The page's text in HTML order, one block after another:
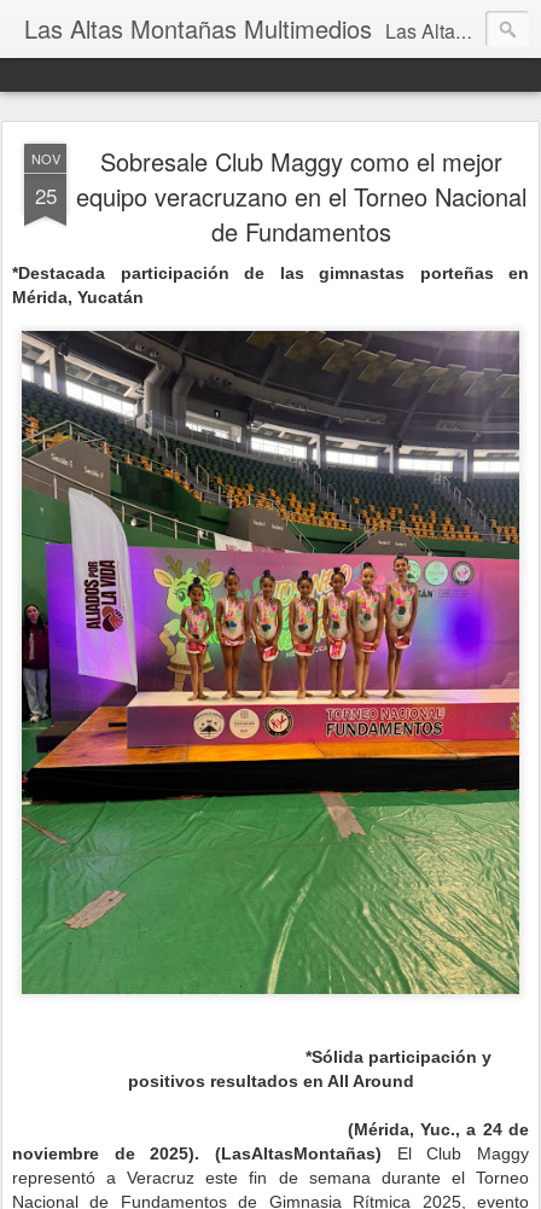
Las Altas Montañas Multimedios Las Altas Montañas Multimedios
NOV
25
Sobresale Club Maggy como el mejor
equipo veracruzano en el Torneo Nacional
de Fundamentos
*Destacada participación de las gimnastas porteñas en
Mérida, Yucatán
*Sólida participación y
positivos resultados en All Around
(Mérida, Yuc., a 24 de
noviembre de 2025). (LasAltasMontañas) El Club Maggy
representó a Veracruz este fin de semana durante el Torneo
Nacional de Fundamentos de Gimnasia Rítmica 2025, evento